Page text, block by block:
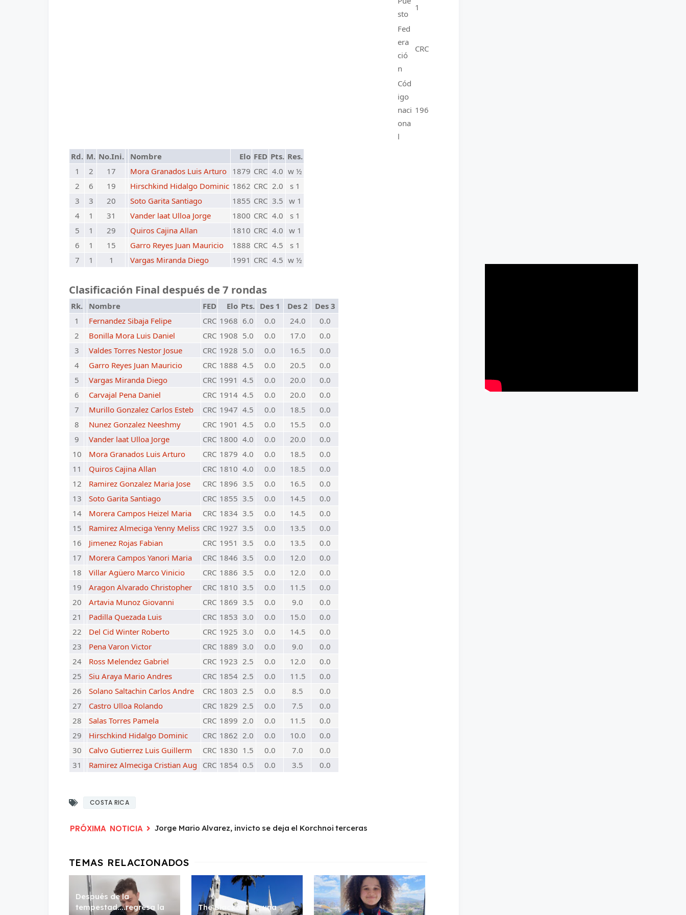
sto
1
Fed
era
ció
n
CRC
Cód
igo
naci
ona
l
196
Rd. M. No.Ini. Nombre Elo FED Pts. Res.
1
2 17 Mora Granados Luis Arturo 1879 CRC 4.0 w ½
2
6 19 Hirschkind Hidalgo Dominic 1862 CRC 2.0
s 1
3
3 20 Soto Garita Santiago 1855 CRC 3.5 w 1
4
1 31 Vander laat Ulloa Jorge 1800 CRC 4.0
s 1
5
1 29 Quiros Cajina Allan 1810 CRC 4.0 w 1
6
1 15 Garro Reyes Juan Mauricio 1888 CRC 4.5
s 1
7
1 1 Vargas Miranda Diego 1991 CRC 4.5 w ½
Clasificación Final después de 7 rondas
Rk. Nombre FED Elo Pts. Des 1 Des 2
Des 3
1
Fernandez Sibaja Felipe CRC 1968 6.0 0.0 24.0
0.0
2
Bonilla Mora Luis Daniel CRC 1908 5.0 0.0 17.0
0.0
3
Valdes Torres Nestor Josue CRC 1928 5.0 0.0 16.5
0.0
4
Garro Reyes Juan Mauricio CRC 1888 4.5 0.0 20.5
0.0
5
Vargas Miranda Diego CRC 1991 4.5 0.0 20.0
0.0
6
Carvajal Pena Daniel CRC 1914 4.5 0.0 20.0
0.0
7
Murillo Gonzalez Carlos Esteb CRC 1947 4.5 0.0 18.5
0.0
8
Nunez Gonzalez Neeshmy CRC 1901 4.5 0.0 15.5
0.0
9
Vander laat Ulloa Jorge CRC 1800 4.0 0.0 20.0
0.0
10
Mora Granados Luis Arturo CRC 1879 4.0 0.0 18.5
0.0
11
Quiros Cajina Allan CRC 1810 4.0 0.0 18.5
0.0
12
Ramirez Gonzalez Maria Jose CRC 1896 3.5 0.0 16.5
0.0
13
Soto Garita Santiago CRC 1855 3.5 0.0 14.5
0.0
14
Morera Campos Heizel Maria CRC 1834 3.5 0.0 14.5
0.0
15
Ramirez Almeciga Yenny Meliss CRC 1927 3.5 0.0 13.5
0.0
16
Jimenez Rojas Fabian CRC 1951 3.5 0.0 13.5
0.0
17
Morera Campos Yanori Maria CRC 1846 3.5 0.0 12.0
0.0
18
Villar Agüero Marco Vinicio CRC 1886 3.5 0.0 12.0
0.0
19
Aragon Alvarado Christopher CRC 1810 3.5 0.0 11.5
0.0
20
Artavia Munoz Giovanni CRC 1869 3.5 0.0 9.0
0.0
21
Padilla Quezada Luis CRC 1853 3.0 0.0 15.0
0.0
22
Del Cid Winter Roberto CRC 1925 3.0 0.0 14.5
0.0
23
Pena Varon Victor CRC 1889 3.0 0.0 9.0
0.0
24
Ross Melendez Gabriel CRC 1923 2.5 0.0 12.0
0.0
25
Siu Araya Mario Andres CRC 1854 2.5 0.0 11.5
0.0
26
Solano Saltachin Carlos Andre CRC 1803 2.5 0.0 8.5
0.0
27
Castro Ulloa Rolando CRC 1829 2.5 0.0 7.5
0.0
28
Salas Torres Pamela CRC 1899 2.0 0.0 11.5
0.0
29
Hirschkind Hidalgo Dominic CRC 1862 2.0 0.0 10.0
0.0
30
Calvo Gutierrez Luis Guillerm CRC 1830 1.5 0.0 7.0
0.0
31
Ramirez Almeciga Cristian Aug CRC 1854 0.5 0.0 3.5 0.0
COSTA RICA
Jorge Mario Alvarez, invicto se deja el Korchnoi terceras
Después de la
tempestad....regresa la
The Blackout de una